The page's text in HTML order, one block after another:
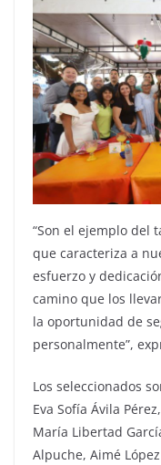
“Son el ejemplo del
que caracteriza a
esfuerzo y
camino que los
la oportunidad de
personalmente”,
Los seleccionados
Eva Sofía Ávila
María Libertad
Alpuche, Aimé